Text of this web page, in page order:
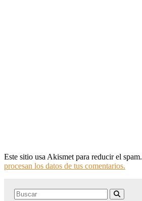
Este sitio usa Akismet para reducir el spam.
procesan los datos de tus comentarios.
Search